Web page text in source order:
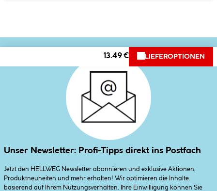
13.49 € LIEFEROPTIONEN
Unser Newsletter: Profi-Tipps direkt ins Postfach
Jetzt den HELLWEG Newsletter abonnieren und exklusive Aktionen,
Produktneuheiten und mehr erhalten! Wir optimieren die Inhalte
basierend auf Ihrem Nutzungsverhalten. Ihre Einwilligung können Sie